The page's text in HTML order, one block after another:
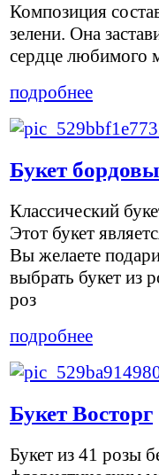
Композиция
зелени. Она
сердце любимого
подробнее
Букет
Классический
Этот букет
Вы желаете
выбрать букет из
роз
подробнее
Букет Восторг
Букет из 41 розы